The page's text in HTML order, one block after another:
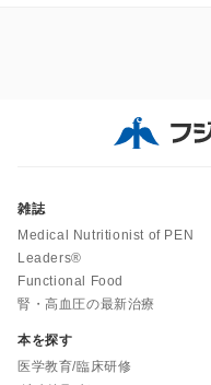
雑誌
Medical Nutritionist of PEN
Leaders®
Functional Food
腎・高血圧の最新治療
本を探す
医学教育/臨床研修